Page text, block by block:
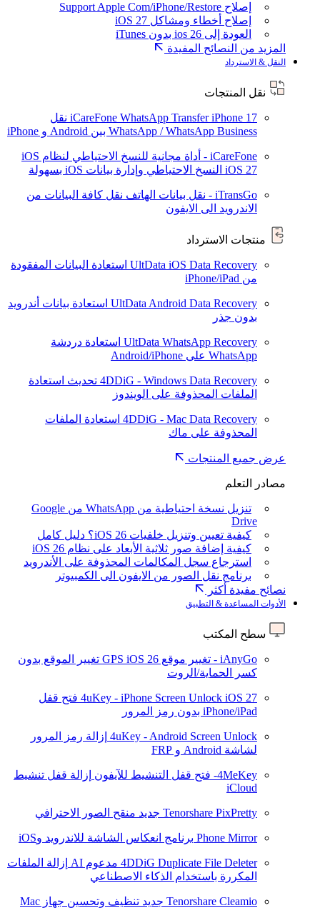
إصلاح Support Apple Com/iPhone/Restore
إصلاح أخطاء ومشاكل iOS 27
العودة إلى ios 26 بدون iTunes
المزيد من النصائح المفيدة
النقل & الاسترداد
نقل المنتجات
iCareFone WhatsApp TransferiPhone 17
نقل
WhatsApp / WhatsApp Business بين Android و iPhone
iCareFone - أداة مجانية للنسخ الاحتياطي لنظام iOS
iOS 27 النسخ الاحتياطي وإدارة بيانات iOS بسهولة
iTransGo - نقل بيانات الهاتف
نقل كافة البيانات من
الاندرويد الى الايفون
منتجات الاسترداد
UltData iOS Data Recovery استعادة البيانات المفقودة
من iPhone/iPad
UltData Android Data Recovery استعادة بيانات أندرويد
بدون جذر
UltData WhatsApp Recovery استعادة دردشة
WhatsApp على Android/iPhone
4DDiG - Windows Data Recovery تحديث استعادة
الملفات المحذوفة على الويندوز
4DDiG - Mac Data Recovery استعادة الملفات
المحذوفة على ماك
عرض جميع المنتجات
مصادر التعلم
تنزيل نسخة احتياطية من WhatsApp من Google
Drive
كيفية تعيين وتنزيل خلفيات iOS 26؟ دليل كامل
كيفية إضافة صور ثلاثية الأبعاد على نظام iOS 26
استرجاع سجل المكالمات المحذوفة على الأندرويد
برنامج نقل الصور من الايفون الى الكمبيوتر
نصائح مفيدة أكثر
الأدوات المساعدة & التطبيق
سطح المكتب
iAnyGo - تغيير موقع GPS iOS 26
تغيير الموقع بدون
كسر الحماية/الروت
4uKey - iPhone Screen Unlock iOS 27
فتح قفل
iPhone/iPad بدون رمز المرور
4uKey - Android Screen Unlock إزالة رمز المرور
لشاشة Android و FRP
4MeKey- فتح قفل التنشيط للآيفون
إزالة قفل تنشيط
iCloud
Tenorshare PixPretty جديد منقح الصور الاحترافي
Phone Mirror برنامج انعكاس الشاشة للاندرويد وiOS
4DDiG Duplicate File Deleter مدعوم AI
إزالة الملفات
المكررة باستخدام الذكاء الاصطناعي
Tenorshare Cleamio جديد
تنظيف وتحسين جهاز Mac